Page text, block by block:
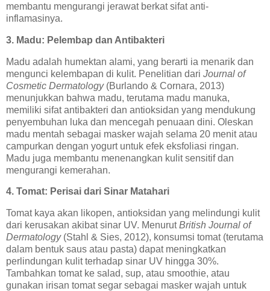
membantu mengurangi jerawat berkat sifat anti-
inflamasinya.
3. Madu: Pelembap dan Antibakteri
Madu adalah humektan alami, yang berarti ia menarik dan
mengunci kelembapan di kulit. Penelitian dari Journal of
Cosmetic Dermatology(Burlando & Cornara, 2013)
menunjukkan bahwa madu, terutama madu manuka,
memiliki sifat antibakteri dan antioksidan yang mendukung
penyembuhan luka dan mencegah penuaan dini. Oleskan
madu mentah sebagai masker wajah selama 20 menit atau
campurkan dengan yogurt untuk efek eksfoliasi ringan.
Madu juga membantu menenangkan kulit sensitif dan
mengurangi kemerahan.
4. Tomat: Perisai dari Sinar Matahari
Tomat kaya akan likopen, antioksidan yang melindungi kulit
dari kerusakan akibat sinar UV. MenurutBritish Journal of
Dermatology(Stahl & Sies, 2012), konsumsi tomat (terutama
dalam bentuk saus atau pasta) dapat meningkatkan
perlindungan kulit terhadap sinar UV hingga 30%.
Tambahkan tomat ke salad, sup, atau smoothie, atau
gunakan irisan tomat segar sebagai masker wajah untuk